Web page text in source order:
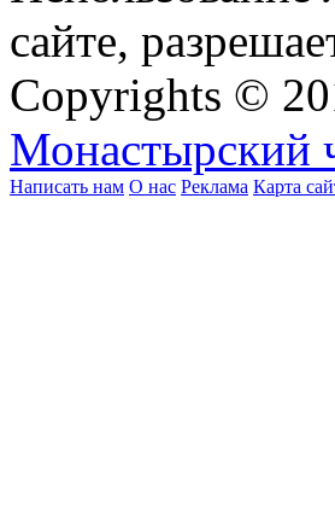
сайте,
Copyrights ©
Монастырский
Написать нам О нас Реклама Карта